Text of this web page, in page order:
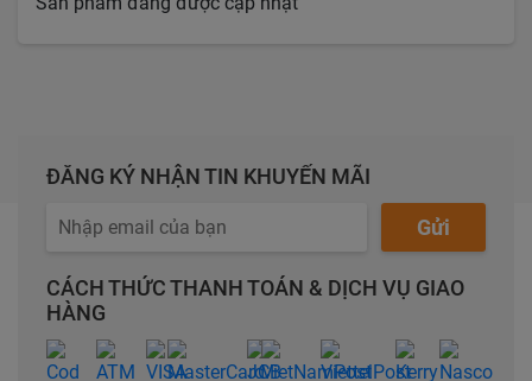
ĐĂNG KÝ NHẬN TIN KHUYẾN MÃI
Gửi
CÁCH THỨC THANH TOÁN & DỊCH VỤ GIAO
HÀNG